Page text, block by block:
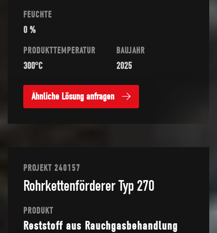
FEUCHTE
0 %
PRODUKTTEMPERATUR
300°C
BAUJAHR
2025
Ähnliche Lösung anfragen
PROJEKT 240157
Rohrkettenförderer Typ 270
PRODUKT
Reststoff aus Rauchgasbehandlung